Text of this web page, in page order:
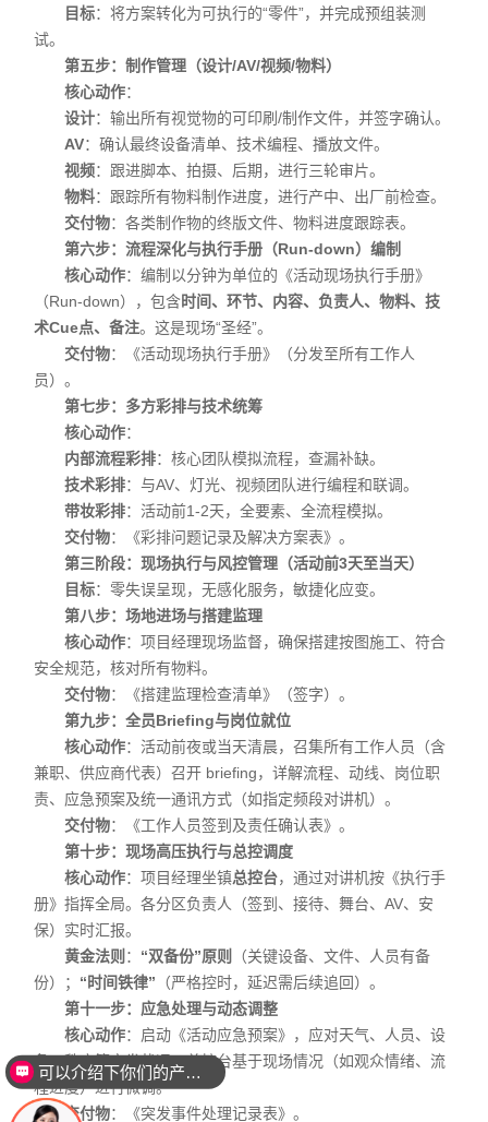
目标：将方案转化为可执行的“零件”，并完成预组装测
试。
第五步：制作管理（设计/AV/视频/物料）
核心动作：
设计：输出所有视觉物的可印刷/制作文件，并签字确认。
AV：确认最终设备清单、技术编程、播放文件。
视频：跟进脚本、拍摄、后期，进行三轮审片。
物料：跟踪所有物料制作进度，进行产中、出厂前检查。
交付物：各类制作物的终版文件、物料进度跟踪表。
第六步：流程深化与执行手册（Run-down）编制
核心动作：编制以分钟为单位的《活动现场执行手册》
（Run-down），包含时间、环节、内容、负责人、物料、技
术Cue点、备注。这是现场“圣经”。
交付物：《活动现场执行手册》（分发至所有工作人
员）。
第七步：多方彩排与技术统筹
核心动作：
内部流程彩排：核心团队模拟流程，查漏补缺。
技术彩排：与AV、灯光、视频团队进行编程和联调。
带妆彩排：活动前1-2天，全要素、全流程模拟。
交付物：《彩排问题记录及解决方案表》。
第三阶段：现场执行与风控管理（活动前3天至当天）
目标：零失误呈现，无感化服务，敏捷化应变。
第八步：场地进场与搭建监理
核心动作：项目经理现场监督，确保搭建按图施工、符合
安全规范，核对所有物料。
交付物：《搭建监理检查清单》（签字）。
第九步：全员Briefing与岗位就位
核心动作：活动前夜或当天清晨，召集所有工作人员（含
兼职、供应商代表）召开 briefing，详解流程、动线、岗位职
责、应急预案及统一通讯方式（如指定频段对讲机）。
交付物：《工作人员签到及责任确认表》。
第十步：现场高压执行与总控调度
核心动作：项目经理坐镇总控台，通过对讲机按《执行手
册》指挥全局。各分区负责人（签到、接待、舞台、AV、安
保）实时汇报。
黄金法则 ： “双备份”原则
（关键设备、文件、人员有备
份）； “时间铁律” （严格控时，延迟需后续追回）。
第十一步：应急处理与动态调整
核心动作：启动《活动应急预案》，应对天气、人员、设
备、秩序等突发状况。总控台基于现场情况（如观众情绪、流
程进度）进行微调。
交付物：《突发事件处理记录表》。